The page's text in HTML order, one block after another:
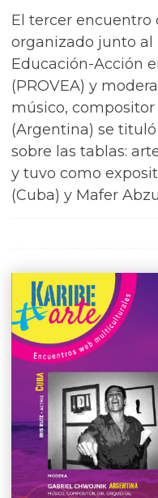
El tercer encuentro
organizado junto al
Educación-Acción
(PROVEA) y
músico,
(Argentina) se
sobre las tablas:
y tuvo como
(Cuba) y Mafer